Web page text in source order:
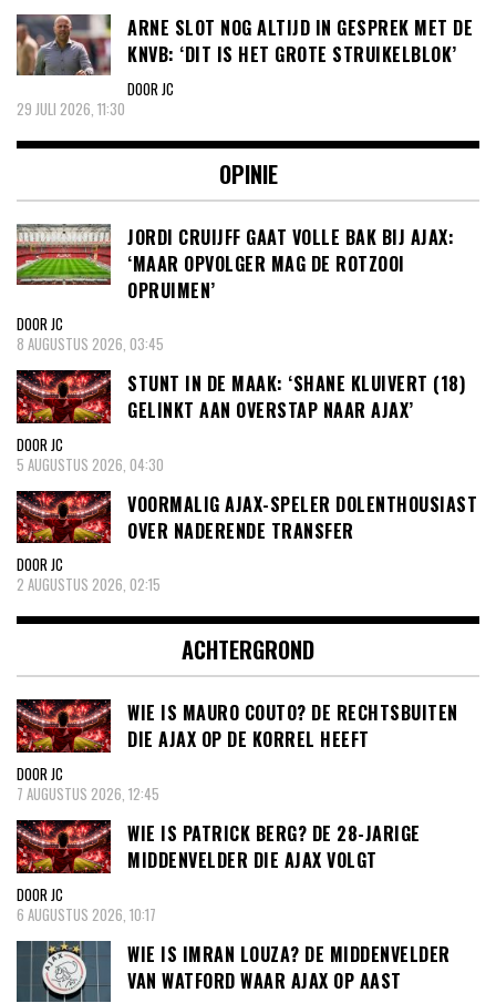
ARNE SLOT NOG ALTIJD IN GESPREK MET DE
KNVB: ‘DIT IS HET GROTE STRUIKELBLOK’
DOOR JC
29 JULI 2026, 11:30
OPINIE
JORDI CRUIJFF GAAT VOLLE BAK BIJ AJAX:
‘MAAR OPVOLGER MAG DE ROTZOOI
OPRUIMEN’
DOOR JC
8 AUGUSTUS 2026, 03:45
STUNT IN DE MAAK: ‘SHANE KLUIVERT (18)
GELINKT AAN OVERSTAP NAAR AJAX’
DOOR JC
5 AUGUSTUS 2026, 04:30
VOORMALIG AJAX-SPELER DOLENTHOUSIAST
OVER NADERENDE TRANSFER
DOOR JC
2 AUGUSTUS 2026, 02:15
ACHTERGROND
WIE IS MAURO COUTO? DE RECHTSBUITEN
DIE AJAX OP DE KORREL HEEFT
DOOR JC
7 AUGUSTUS 2026, 12:45
WIE IS PATRICK BERG? DE 28-JARIGE
MIDDENVELDER DIE AJAX VOLGT
DOOR JC
6 AUGUSTUS 2026, 10:17
WIE IS IMRAN LOUZA? DE MIDDENVELDER
VAN WATFORD WAAR AJAX OP AAST